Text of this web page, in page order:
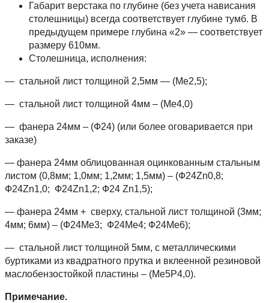
Габарит верстака по глубине (без учета нависания
столешницы) всегда соответствует глубине тумб. В
предыдущем примере глубина «2» — соответствует
размеру 610мм.
Столешница, исполнения:
— стальной лист толщиной 2,5мм — (Ме2,5);
— стальной лист толщиной 4мм – (Ме4,0)
— фанера 24мм – (Ф24) (или более оговаривается при
заказе)
— фанера 24мм облицованная оцинкованным стальным
листом (0,8мм; 1,0мм; 1,2мм; 1,5мм) – (Ф24Zn0,8;
Ф24Zn1,0; Ф24Zn1,2; Ф24 Zn1,5);
— фанера 24мм + сверху, стальной лист толщиной (3мм;
4мм; 6мм) – (Ф24Ме3; Ф24Ме4; Ф24Ме6);
— стальной лист толщиной 5мм, с металлическими
буртиками из квадратного прутка и вклеенной резиновой
маслобензостойкой пластины – (Ме5Р4,0).
Примечание.